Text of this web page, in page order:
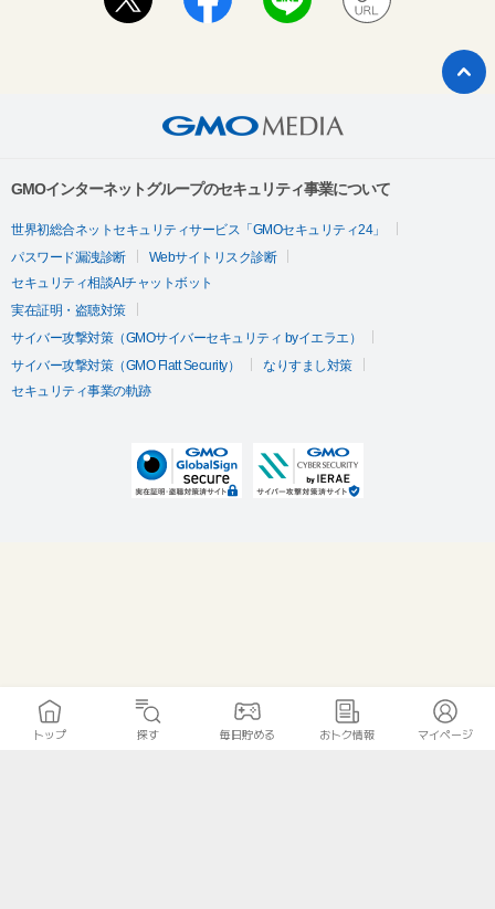
GMOインターネットグループのセキュリティ事業について
世界初総合ネットセキュリティサービス「GMOセキュリティ24」
パスワード漏洩診断
Webサイトリスク診断
セキュリティ相談AIチャットボット
実在証明・盗聴対策
サイバー攻撃対策（GMOサイバーセキュリティ byイエラエ）
サイバー攻撃対策（GMO Flatt Security）
なりすまし対策
セキュリティ事業の軌跡
トップ 探す 毎日貯める おトク情報 マイページ